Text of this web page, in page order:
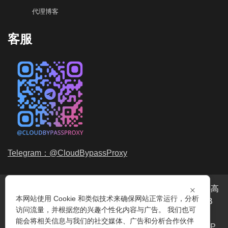
代理博客
客服
Telegram：@CloudBypassProxy
代理服务提供商，我们提供高
品质、永不过期的动态代理IP池流量包，价格最低2元/GB
起。我们的IP资源包括超过3.5亿的动态住宅IP和机房IP，
×
本网站使用 Cookie 和类似技术来确保网站正常运行，分析
访问流量，并根据您的兴趣个性化内容与广告。 我们也可
能会将相关信息与我们的社交媒体、广告和分析合作伙伴